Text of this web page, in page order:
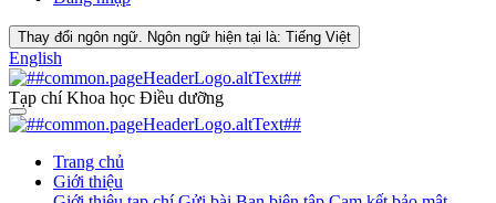
Thay đổi ngôn ngữ. Ngôn ngữ hiện tại là: Tiếng Việt
English
Tạp chí Khoa học Điều dưỡng
Trang chủ
Giới thiệu